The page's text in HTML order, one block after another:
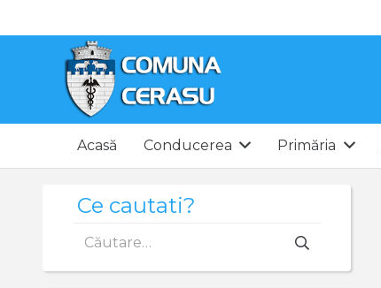
Acasă Conducerea Primăria
Ce cautati?
după: